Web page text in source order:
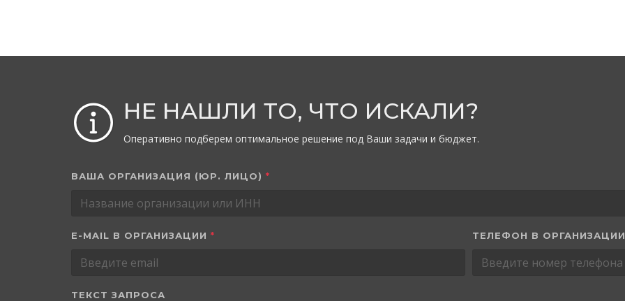
НЕ НАШЛИ ТО, ЧТО ИСКАЛИ?
Оперативно подберем оптимальное решение под Ваши задачи и бюджет.
ВАША ОРГАНИЗАЦИЯ (ЮР. ЛИЦО) *
E-MAIL В ОРГАНИЗАЦИИ * ТЕЛЕФОН В
ТЕКСТ ЗАПРОСА